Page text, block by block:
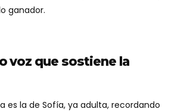
ganador.
voz que sostiene la
es la de Sofía, ya adulta, recordando